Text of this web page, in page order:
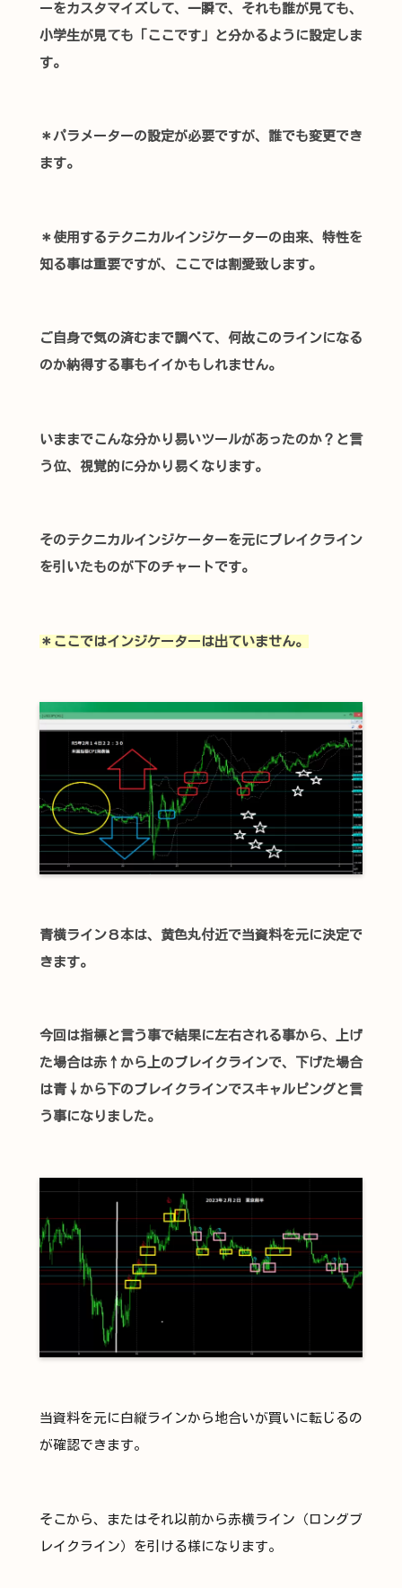
ーをカスタマイズして、一瞬で、それも誰が見ても、
小学生が見ても「ここです」と分かるように設定しま
す。
＊パラメーターの設定が必要ですが、誰でも変更でき
ます。
＊使用するテクニカルインジケーターの由来、特性を
知る事は重要ですが、ここでは割愛致します。
ご自身で気の済むまで調べて、何故このラインになる
のか納得する事もイイかもしれません。
いままでこんな分かり易いツールがあったのか？と言
う位、視覚的に分かり易くなります。
そのテクニカルインジケーターを元にブレイクライン
を引いたものが下のチャートです。
＊ここではインジケーターは出ていません。
青横ライン８本は、黄色丸付近で当資料を元に決定で
きます。
今回は指標と言う事で結果に左右される事から、上げ
た場合は赤↑から上のブレイクラインで、下げた場合
は青↓から下のブレイクラインでスキャルピングと言
う事になりました。
当資料を元に白縦ラインから地合いが買いに転じるの
が確認できます。
そこから、またはそれ以前から赤横ライン（ロングブ
レイクライン）を引ける様になります。